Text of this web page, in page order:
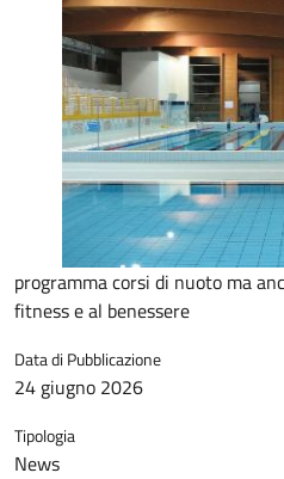
programma corsi di nuoto ma
fitness e al benessere
Data di Pubblicazione
24 giugno 2026
Tipologia
News